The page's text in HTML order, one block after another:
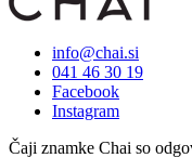
info@chai.si
041 46 30 19
Facebook
Instagram
Čaji znamke Chai so